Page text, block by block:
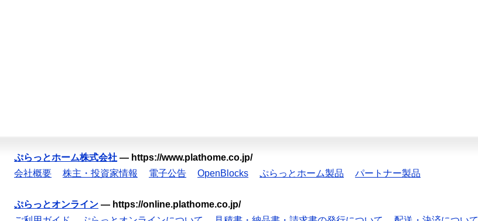
ぷらっとホーム株式会社 — https://www.plathome.co.jp/
会社概要
株主・投資家情報 電子公告 OpenBlocks ぷらっとホーム製品 パートナー製品
ぷらっとオンライン — https://online.plathome.co.jp/